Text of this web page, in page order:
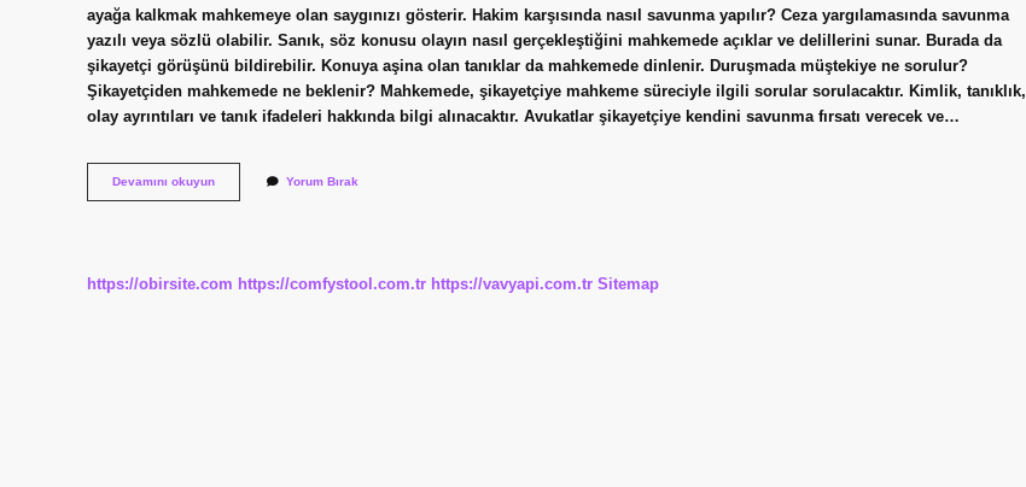
ayağa kalkmak mahkemeye olan saygınızı gösterir. Hakim karşısında nasıl savunma yapılır? Ceza yargılamasında savunma
yazılı veya sözlü olabilir. Sanık, söz konusu olayın nasıl gerçekleştiğini mahkemede açıklar ve delillerini sunar. Burada da
şikayetçi görüşünü bildirebilir. Konuya aşina olan tanıklar da mahkemede dinlenir. Duruşmada müştekiye ne sorulur?
Şikayetçiden mahkemede ne beklenir? Mahkemede, şikayetçiye mahkeme süreciyle ilgili sorular sorulacaktır. Kimlik, tanıklık,
olay ayrıntıları ve tanık ifadeleri hakkında bilgi alınacaktır. Avukatlar şikayetçiye kendini savunma fırsatı verecek ve…
Devamını okuyunMahkemede
Hâkim
Yorum Bırak
https://obirsite.com https://comfystool.com.tr https://vavyapi.com.tr Sitemap